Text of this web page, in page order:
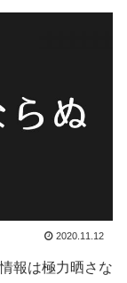
2020.11.12
報は極力晒さな